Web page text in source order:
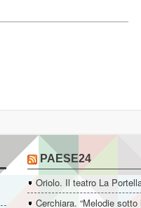
PAESE24
Oriolo. Il teatro La
Cerchiara. “Melodie